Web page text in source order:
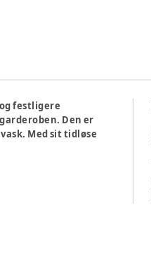
festligere
Den er
Med sit tidløse